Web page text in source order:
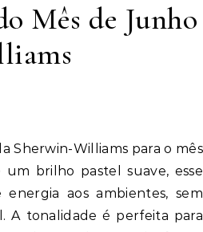
Mês de Junho
brilho pastel suave, esse
aos ambientes, sem
A tonalidade é perfeita para